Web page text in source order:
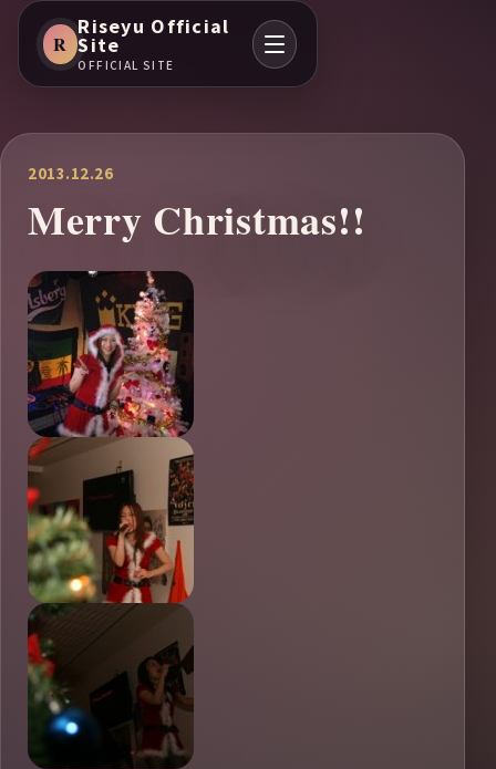
R
Riseyu Official
Site
OFFICIAL SITE
2013.12.26
Merry Christmas!!